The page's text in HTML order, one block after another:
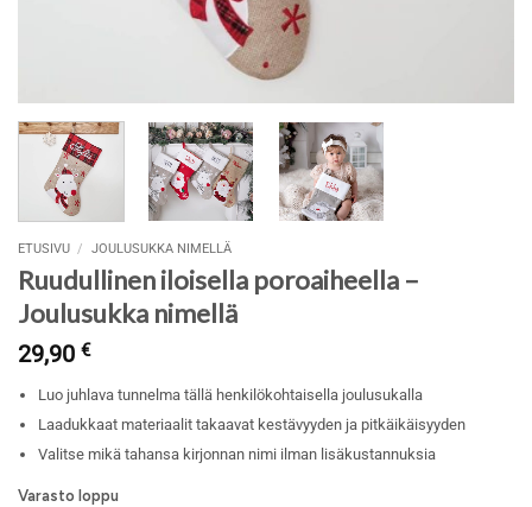
ETUSIVU / JOULUSUKKA NIMELLÄ
Ruudullinen iloisella poroaiheella –
Joulusukka nimellä
29,90 €
Luo juhlava tunnelma tällä henkilökohtaisella joulusukalla
Laadukkaat materiaalit takaavat kestävyyden ja pitkäikäisyyden
Valitse mikä tahansa kirjonnan nimi ilman lisäkustannuksia
Varasto loppu